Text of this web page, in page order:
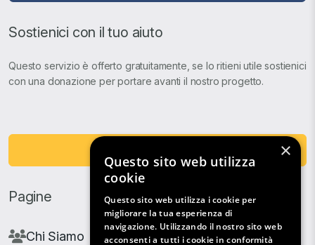
Sostienici con il tuo aiuto
Questo servizio è offerto gratuitamente, se lo ritieni utile sostienici
con una donazione per portare avanti il nostro progetto.
Pagine
Chi Siamo
×
Questo sito web utilizza
cookie
Questo sito web utilizza i cookie per
migliorare la tua esperienza di
navigazione. Utilizzando il nostro sito web
acconsenti a tutti i cookie in conformità